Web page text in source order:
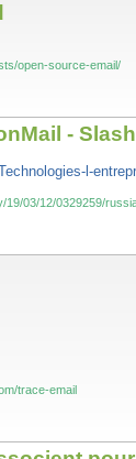
open-source-email/
-
l-
03/12/0329259/
trace-email